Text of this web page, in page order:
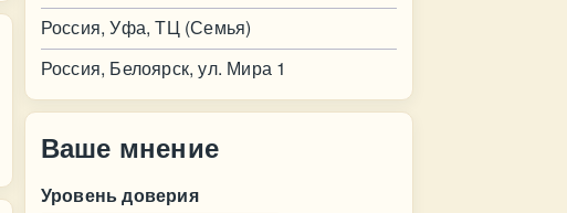
Россия, Уфа, ТЦ (Семья)
Россия, Белоярск, ул. Мира 1
Ваше мнение
Уровень доверия